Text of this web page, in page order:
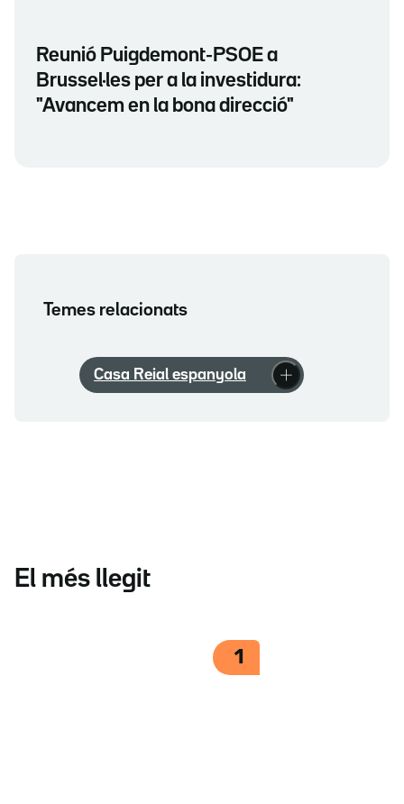
Reunió Puigdemont-PSOE a
Brussel·les per a la investidura:
"Avancem en la bona direcció"
Temes relacionats
Casa Reial espanyola
El més llegit
1